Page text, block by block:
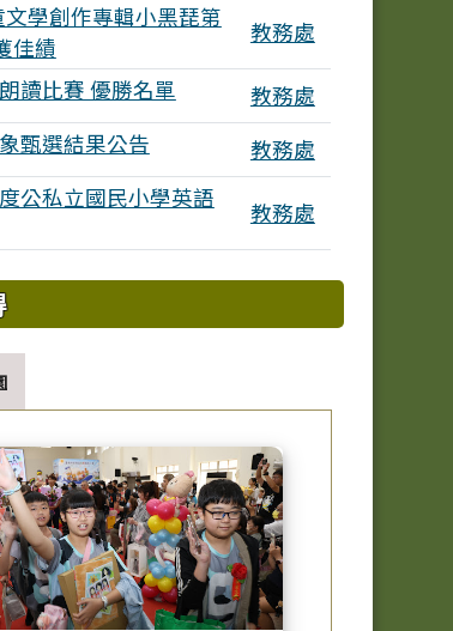
學創作專輯小黑琵第
佳績
教務處
讀比賽 優勝名單 教務處
甄選結果公告 教務處
公私立國民小學英語
教務處